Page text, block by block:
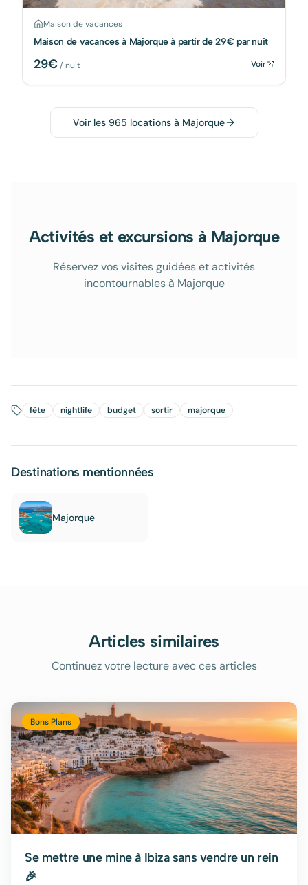
Maison de vacances
Maison de vacances à Majorque à partir de 29€ par nuit
29€/ nuit Voir
Voir les 965 locations à Majorque
Activités et excursions à Majorque
Réservez vos visites guidées et activités
incontournables à Majorque
fête nightlife budget sortir majorque
Destinations mentionnées
Majorque
Articles similaires
Continuez votre lecture avec ces articles
Bons Plans
Se mettre une mine à Ibiza sans vendre un rein
🎉